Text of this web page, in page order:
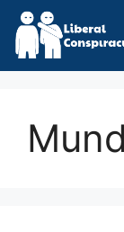
Skip
content